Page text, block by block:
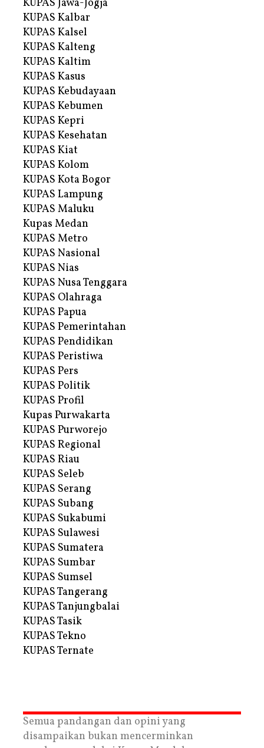
KUPAS Jawa-Jogja
KUPAS Kalbar
KUPAS Kalsel
KUPAS Kalteng
KUPAS Kaltim
KUPAS Kasus
KUPAS Kebudayaan
KUPAS Kebumen
KUPAS Kepri
KUPAS Kesehatan
KUPAS Kiat
KUPAS Kolom
KUPAS Kota Bogor
KUPAS Lampung
KUPAS Maluku
Kupas Medan
KUPAS Metro
KUPAS Nasional
KUPAS Nias
KUPAS Nusa Tenggara
KUPAS Olahraga
KUPAS Papua
KUPAS Pemerintahan
KUPAS Pendidikan
KUPAS Peristiwa
KUPAS Pers
KUPAS Politik
KUPAS Profil
Kupas Purwakarta
KUPAS Purworejo
KUPAS Regional
KUPAS Riau
KUPAS Seleb
KUPAS Serang
KUPAS Subang
KUPAS Sukabumi
KUPAS Sulawesi
KUPAS Sumatera
KUPAS Sumbar
KUPAS Sumsel
KUPAS Tangerang
KUPAS Tanjungbalai
KUPAS Tasik
KUPAS Tekno
KUPAS Ternate
Semua pandangan dan opini yang
disampaikan bukan mencerminkan